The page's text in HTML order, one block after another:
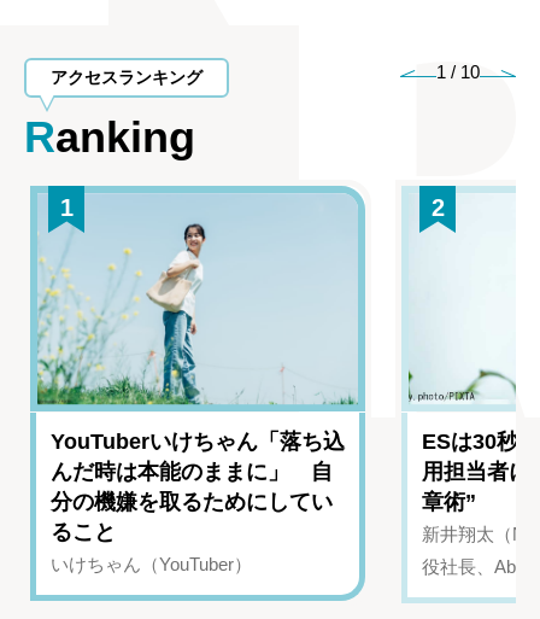
アクセスランキング
Ranking
1 / 10
1
YouTuberいけちゃん「落ち込
んだ時は本能のままに」 自
分の機嫌を取るためにしてい
ること
いけちゃん（YouTuber）
2
ESは30秒
用担当者に
章術”
新井翔太（
役社長、